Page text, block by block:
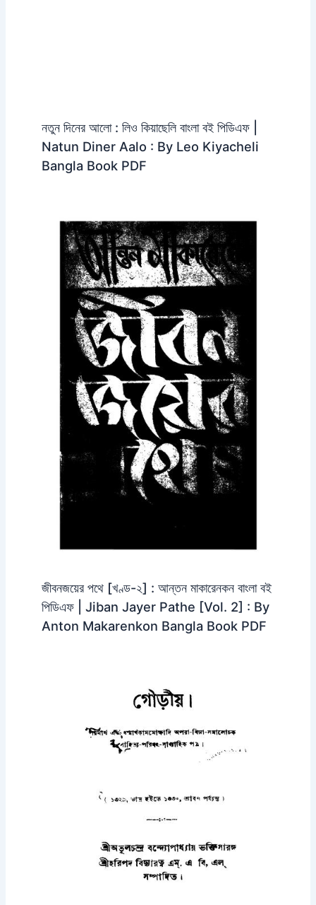
নতুন দিনের আলো : লিও কিয়াছেলি বাংলা বই পিডিএফ |
Natun Diner Aalo : By Leo Kiyacheli
Bangla Book PDF
জীবনজয়ের পথে [খণ্ড-২] : আন্তন মাকারেনকন বাংলা বই
পিডিএফ | Jiban Jayer Pathe [Vol. 2] : By
Anton Makarenkon Bangla Book PDF